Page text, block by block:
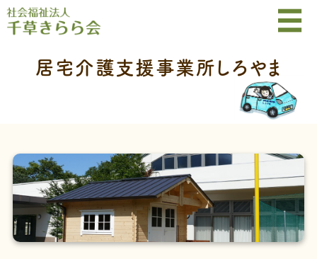
居宅介護支援事業所しろやま